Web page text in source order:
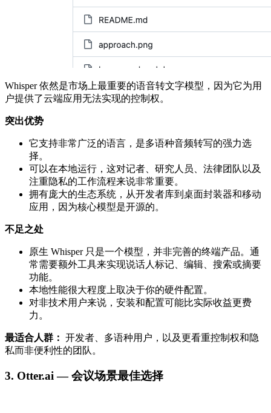
Whisper 依然是市场上最重要的语音转文字模型，因为它为用
户提供了云端应用无法实现的控制权。
突出优势
它支持非常广泛的语言，是多语种音频转写的强力选
择。
可以在本地运行，这对记者、研究人员、法律团队以及
注重隐私的工作流程来说非常重要。
拥有庞大的生态系统，从开发者库到桌面封装器和移动
应用，因为核心模型是开源的。
不足之处
原生 Whisper 只是一个模型，并非完善的终端产品。通
常需要额外工具来实现说话人标记、编辑、搜索或摘要
功能。
本地性能很大程度上取决于你的硬件配置。
对非技术用户来说，安装和配置可能比实际收益更费
力。
最适合人群： 开发者、多语种用户，以及更看重控制权和隐
私而非便利性的团队。
3. Otter.ai — 会议场景最佳选择